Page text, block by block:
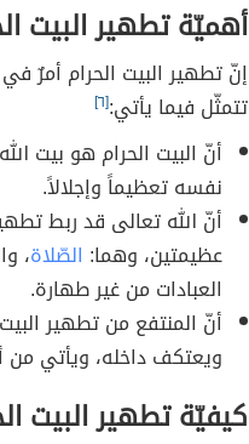
أهميّة تطهير البيت
إنّ تطهير البيت الحرام أمرٌ
تتمثّل فيما يأتي:[٦]
أنّ البيت الحرام هو بيت
نفسه تعظيماً وإجلالاً.
أنّ الله تعالى قد ربط
عظيمتين، وهما: الصّلاة،
العبادات من غير طهارة.
أنّ المنتفع من تطهير
ويعتكف داخله، ويأتي من
كيفيّة تطهير البيت